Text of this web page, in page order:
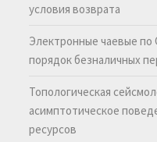
условия возврата
Электронные чаевые по
порядок безналичных
Топологическая
асимптотическое
ресурсов